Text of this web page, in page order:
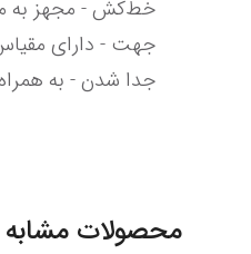
جدا شدن - به همراه
محصولات مشابه